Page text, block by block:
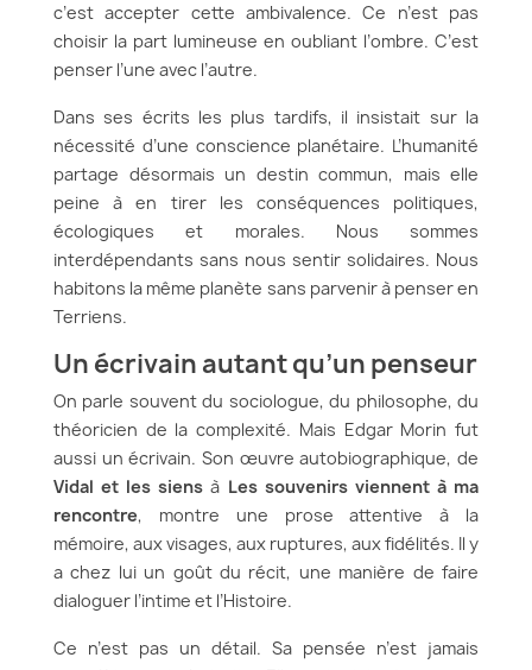
c’est accepter cette ambivalence. Ce n’est pas
choisir la part lumineuse en oubliant l’ombre. C’est
penser l’une avec l’autre.
Dans ses écrits les plus tardifs, il insistait sur la
nécessité d’une conscience planétaire. L’humanité
partage désormais un destin commun, mais elle
peine à en tirer les conséquences politiques,
écologiques et morales. Nous sommes
interdépendants sans nous sentir solidaires. Nous
habitons la même planète sans parvenir à penser en
Terriens.
Un écrivain autant qu’un penseur
On parle souvent du sociologue, du philosophe, du
théoricien de la complexité. Mais Edgar Morin fut
aussi un écrivain. Son œuvre autobiographique, de
Vidal et les siens à Les souvenirs viennent à ma
rencontre, montre une prose attentive à la
mémoire, aux visages, aux ruptures, aux fidélités. Il y
a chez lui un goût du récit, une manière de faire
dialoguer l’intime et l’Histoire.
Ce n’est pas un détail. Sa pensée n’est jamais